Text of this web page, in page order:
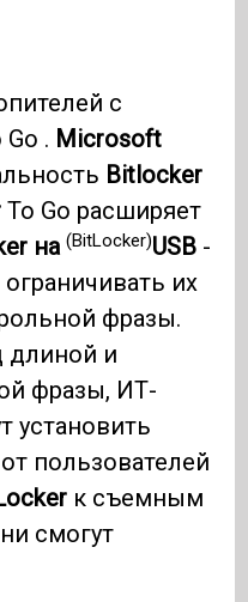
с
. Microsoft
Bitlocker
To Go расширяет
на(BitLocker)USB -
их
фразы.
длиной и
фразы, ИТ-
установить
пользователей
к съемным
смогут